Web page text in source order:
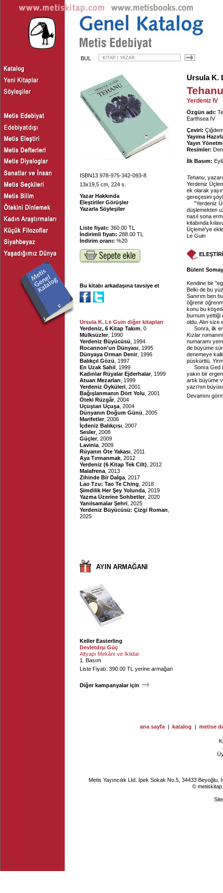
BUL
ISBN13 978-975-342-093-8
13x19,5 cm, 224 s.
Yazar Hakkında
Eleştiriler Görüşler
Yazarla Söyleşiler
Liste fiyatı: 360.00 TL
İndirimli fiyatı: 288.00 TL
İndirim oranı: %20
Bu kitabı arkadaşına tavsiye et
Ursula K. Le Guin diğer kitapları
Yerdeniz, 6 Kitap Takım , 0
Mülksüzler, 1990
Yerdeniz Büyücüsü , 1994
Rocannon'un Dünyası , 1995
Dünyaya Orman Denir, 1996
Balıkçıl Gözü , 1997
En Uzak Sahil , 1999
Kadınlar Rüyalar Ejderhalar, 1999
Atuan Mezarları , 1999
Yerdeniz Öyküleri , 2001
Bağışlanmanın Dört Yolu , 2001
Öteki Rüzgâr, 2004
Uçuştan Uçuşa , 2004
Dünyanın Doğum Günü , 2005
Marifetler, 2006
İçdeniz Balıkçısı , 2007
Sesler, 2008
Güçler, 2009
Lavinia , 2009
Rüyanın Öte Yakası , 2011
Aya Tırmanmak , 2012
Yerdeniz (6 Kitap Tek Cilt) , 2012
Malafrena , 2013
Zihinde Bir Dalga , 2017
Lao Tzu: Tao Te Ching , 2018
Şimdilik Her Şey Yolunda , 2019
Yazma Üzerine Sohbetler, 2020
Yanılsamalar Şehri , 2025
Yerdeniz Büyücüsü: Çizgi Roman
2025
AYIN ARMAĞANI
Keller Easterling
Devletdışı Güç
Altyapı Mekânı ve İktidar
1. Basım
Liste Fiyatı: 390.00 TL yerine armağan
Diğer kampanyalar için
Ursula K.
Tehanu
Yerdeniz IV
Özgün adı:
Earthsea IV
Çeviri:
Yayıma
Yayın
Resimler:
İlk Basım:
Tehanu ,
Yerdeniz
ek olarak
gereçesini
"Yerdeniz
düşlemekten
nasıl sona
kitabında
Üçleme'ye
Le Guin
Bülent
Kendine bir
Belki de bu
Sanırım ben
öğrenir
konu bu
burnum yettiği
oldu. Alın size
Sonra, ilk
Kızlar
numaramı
de büyüme
denemeye
püskürttü.
Sonra Ged
yakın bir
artık büyüme
yazı'nın
Devamını
ana sayfa | katalog | metise
Metis Yayıncılık Ltd. İpek Sokak No.5, 34433
©